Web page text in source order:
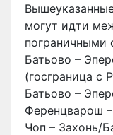
могут идти
пограничными
Батьово –
(госграница с
Батьово –
Ференцварош
Чоп – Захонь/